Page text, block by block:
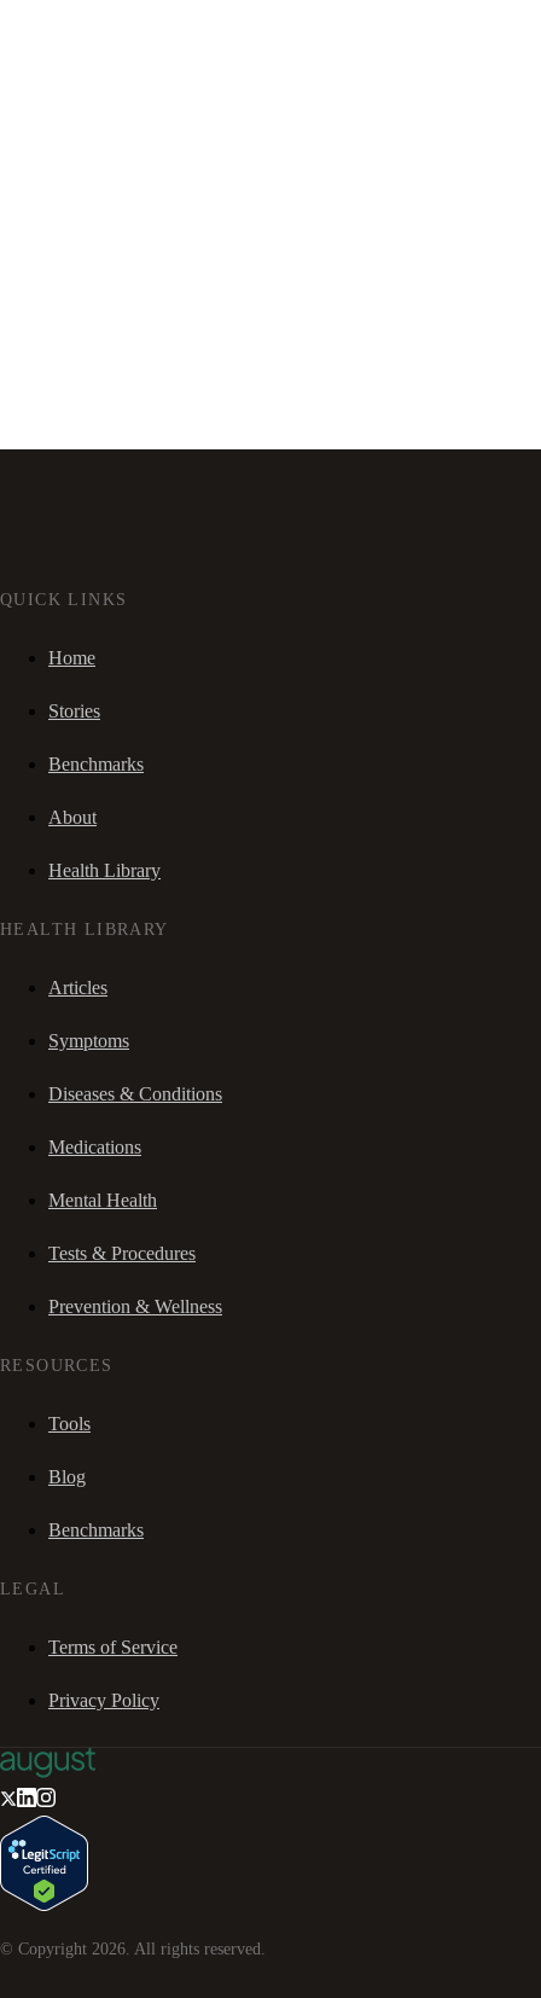
QUICK LINKS
Home
Stories
Benchmarks
About
Health Library
HEALTH LIBRARY
Articles
Symptoms
Diseases & Conditions
Medications
Mental Health
Tests & Procedures
Prevention & Wellness
RESOURCES
Tools
Blog
Benchmarks
LEGAL
Terms of Service
Privacy Policy
© Copyright 2026 . All rights reserved.